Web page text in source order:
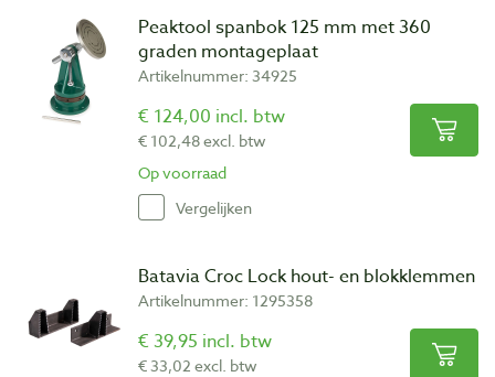
Peaktool spanbok 125 mm met 360
graden montageplaat
Artikelnummer: 34925
€ 124,00 incl. btw
€ 102,48 excl. btw
Op voorraad
Vergelijken
Batavia Croc Lock hout- en blokklemmen
Artikelnummer: 1295358
€ 39,95 incl. btw
€ 33,02 excl. btw